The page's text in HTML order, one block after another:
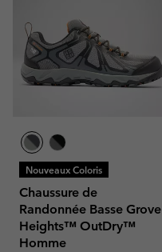
Nouveaux Coloris
Chaussure de
Randonnée Basse Grove
Heights™ OutDry™
Homme